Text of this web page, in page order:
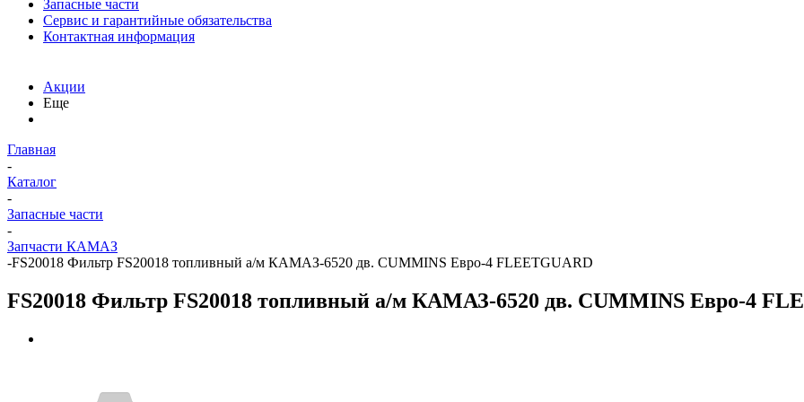
Запасные части
Сервис и гарантийные обязательства
Контактная информация
Акции
Еще
Главная
-
Каталог
-
Запасные части
-
Запчасти КАМАЗ
-FS20018 Фильтр FS20018 топливный а/м КАМАЗ-6520 дв. CUMMINS Евро-4 FLEETGUARD
FS20018 Фильтр FS20018 топливный а/м КАМАЗ-6520 дв. CUMMINS Евро-4